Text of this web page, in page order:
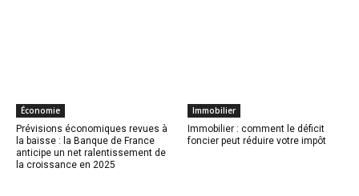
Économie
Prévisions économiques revues à
la baisse : la Banque de France
anticipe un net ralentissement de
la croissance en 2025
Immobilier
Immobilier : comment le déficit
foncier peut réduire votre impôt